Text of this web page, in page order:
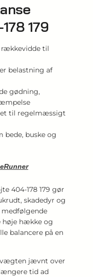
179
rækkevidde til
belastning af
gødning,
til regelmæssigt
bede, buske og
404-178 179 gør
skadedyr og
medfølgende
høje hække og
balancere på en
vægten jævnt over
tid ad